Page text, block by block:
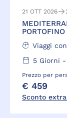
21 OTT 2026
Viaggi con
5Giorni -
Prezzo per
€ 459
Sconto